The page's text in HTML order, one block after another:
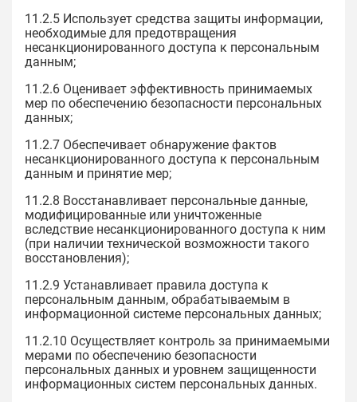
11.2.5 Использует средства защиты информации,
необходимые для предотвращения
несанкционированного доступа к персональным
данным;
11.2.6 Оценивает эффективность принимаемых
мер по обеспечению безопасности персональных
данных;
11.2.7 Обеспечивает обнаружение фактов
несанкционированного доступа к персональным
данным и принятие мер;
11.2.8 Восстанавливает персональные данные,
модифицированные или уничтоженные
вследствие несанкционированного доступа к ним
(при наличии технической возможности такого
восстановления);
11.2.9 Устанавливает правила доступа к
персональным данным, обрабатываемым в
информационной системе персональных данных;
11.2.10 Осуществляет контроль за принимаемыми
мерами по обеспечению безопасности
персональных данных и уровнем защищенности
информационных систем персональных данных.